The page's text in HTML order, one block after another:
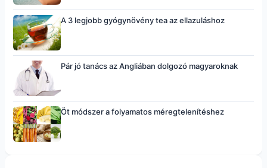
A 3 legjobb gyógynövény tea az ellazuláshoz
Pár jó tanács az Angliában dolgozó magyaroknak
Öt módszer a folyamatos méregtelenítéshez